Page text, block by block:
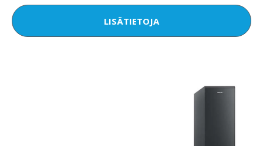
LISÄTIETOJA